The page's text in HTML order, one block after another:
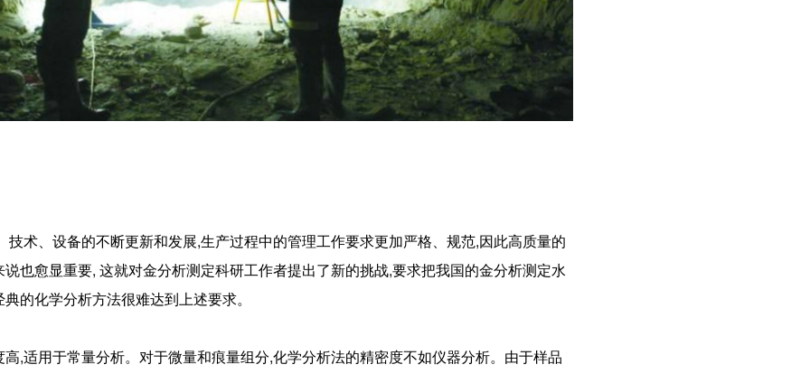
技术、设备的不断更新和发展,生产过程中的管理工作要求更加严格、规范,因此高质量的
也愈显重要, 这就对金分析测定科研工作者提出了新的挑战,要求把我国的金分析测定水
的化学分析方法很难达到上述要求。
,适用于常量分析。对于微量和痕量组分,化学分析法的精密度不如仪器分析。由于样品